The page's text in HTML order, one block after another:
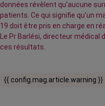
données révèlent qu'aucune
patients. Ce qui signifie qu'un
19 doit être pris en charge en
Le Pr Barlési, directeur médical
ces résultats.
{{ config.mag.article.warning }}